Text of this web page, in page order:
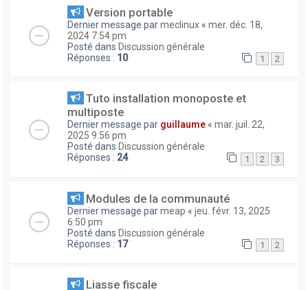
Version portable
Dernier message parmeclinux « mer. déc. 18,
2024 7:54 pm
Posté dans Discussion générale
Réponses : 10 1 2
Tuto installation monoposte et
multiposte
Dernier message par guillaume « mar. juil. 22,
2025 9:56 pm
Posté dans Discussion générale
Réponses : 24 1 2 3
Modules de la communauté
Dernier message parmeap « jeu. févr. 13, 2025
6:50 pm
Posté dans Discussion générale
Réponses : 17 1 2
Liasse fiscale